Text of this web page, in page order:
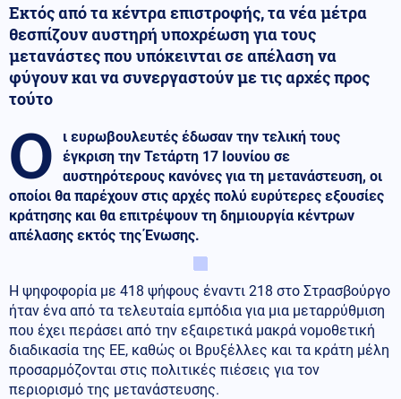
Εκτός από τα κέντρα επιστροφής, τα νέα μέτρα
θεσπίζουν αυστηρή υποχρέωση για τους
μετανάστες που υπόκεινται σε απέλαση να
φύγουν και να συνεργαστούν με τις αρχές προς
τούτο
Ο
ι ευρωβουλευτές έδωσαν την τελική τους
έγκριση την Τετάρτη 17 Ιουνίου σε
αυστηρότερους κανόνες για τη μετανάστευση, οι
οποίοι θα παρέχουν στις αρχές πολύ ευρύτερες εξουσίες
κράτησης και θα επιτρέψουν τη δημιουργία κέντρων
απέλασης εκτός της Ένωσης.
Η ψηφοφορία με 418 ψήφους έναντι 218 στο Στρασβούργο
ήταν ένα από τα τελευταία εμπόδια για μια μεταρρύθμιση
που έχει περάσει από την εξαιρετικά μακρά νομοθετική
διαδικασία της ΕΕ, καθώς οι Βρυξέλλες και τα κράτη μέλη
προσαρμόζονται στις πολιτικές πιέσεις για τον
περιορισμό της μετανάστευσης.